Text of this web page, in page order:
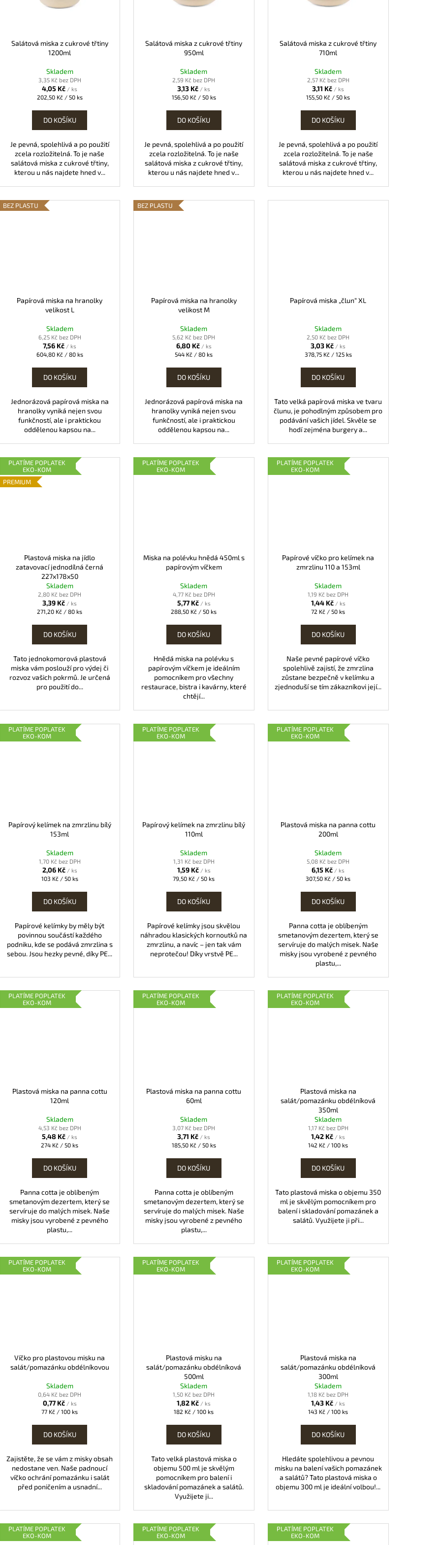
Salátová miska z cukrové třtiny
1200ml
Skladem
3,35 Kč bez DPH
4,05 Kč / ks
Měrná
202,50 Kč / 50 ks
DO KOŠÍKU
Je pevná, spolehlivá a po použití
zcela rozložitelná. To je naše
salátová miska z cukrové třtiny,
kterou u nás najdete hned v...
Salátová miska z cukrové třtiny
950ml
Skladem
2,59 Kč bez DPH
3,13 Kč / ks
Měrná
156,50 Kč / 50 ks
DO KOŠÍKU
Je pevná, spolehlivá a po použití
zcela rozložitelná. To je naše
salátová miska z cukrové třtiny,
kterou u nás najdete hned v...
Salátová miska z cukrové třtiny
710ml
Skladem
2,57 Kč bez DPH
3,11 Kč / ks
Měrná
155,50 Kč / 50 ks
DO KOŠÍKU
Je pevná, spolehlivá a po použití
zcela rozložitelná. To je naše
salátová miska z cukrové třtiny,
kterou u nás najdete hned v...
BEZ PLASTU
Papírová miska na hranolky
velikost L
Skladem
6,25 Kč bez DPH
7,56 Kč / ks
Měrná
604,80 Kč / 80 ks
DO KOŠÍKU
Jednorázová papírová miska na
hranolky vyniká nejen svou
funkčností, ale i praktickou
oddělenou kapsou na...
BEZ PLASTU
Papírová miska na hranolky
velikost M
Skladem
5,62 Kč bez DPH
6,80 Kč / ks
Měrná
544 Kč / 80 ks
DO KOŠÍKU
Jednorázová papírová miska na
hranolky vyniká nejen svou
funkčností, ale i praktickou
oddělenou kapsou na...
Papírová miska „člun“ XL
Skladem
2,50 Kč bez DPH
3,03 Kč / ks
Měrná
378,75 Kč / 125 ks
DO KOŠÍKU
Tato velká papírová miska ve tvaru
člunu, je pohodlným způsobem pro
podávání vašich jídel. Skvěle se
hodí zejména burgery a...
PLATÍME POPLATEK
EKO-KOM
PREMIUM
Plastová miska na jídlo
zatavovací jednodílná černá
227x178x50
Skladem
2,80 Kč bez DPH
3,39 Kč / ks
Měrná
271,20 Kč / 80 ks
DO KOŠÍKU
Tato jednokomorová plastová
miska vám poslouží pro výdej či
rozvoz vašich pokrmů. Je určená
pro použití do...
PLATÍME POPLATEK
EKO-KOM
Miska na polévku hnědá 450ml s
papírovým víčkem
Skladem
4,77 Kč bez DPH
5,77 Kč / ks
Měrná
288,50 Kč / 50 ks
DO KOŠÍKU
Hnědá miska na polévku s
papírovým víčkem je ideálním
pomocníkem pro všechny
restaurace, bistra i kavárny, které
chtějí...
PLATÍME POPLATEK
EKO-KOM
Papírové víčko pro kelímek na
zmrzlinu 110 a 153ml
Skladem
1,19 Kč bez DPH
1,44 Kč / ks
Měrná
72 Kč / 50 ks
DO KOŠÍKU
Naše pevné papírové víčko
spolehlivě zajistí, že zmrzlina
zůstane bezpečně v kelímku a
zjednoduší se tím zákazníkovi její...
PLATÍME POPLATEK
EKO-KOM
Papírový kelímek na zmrzlinu bílý
153ml
Skladem
1,70 Kč bez DPH
2,06 Kč / ks
Měrná
103 Kč / 50 ks
DO KOŠÍKU
Papírové kelímky by měly být
povinnou součástí každého
podniku, kde se podává zmrzlina s
sebou. Jsou hezky pevné, díky PE...
PLATÍME POPLATEK
EKO-KOM
Papírový kelímek na zmrzlinu bílý
110ml
Skladem
1,31 Kč bez DPH
1,59 Kč / ks
Měrná
79,50 Kč / 50 ks
DO KOŠÍKU
Papírové kelímky jsou skvělou
náhradou klasických kornoutků na
zmrzlinu, a navíc – jen tak vám
neprotečou! Díky vrstvě PE...
PLATÍME POPLATEK
EKO-KOM
Plastová miska na panna cottu
200ml
Skladem
5,08 Kč bez DPH
6,15 Kč / ks
Měrná
307,50 Kč / 50 ks
DO KOŠÍKU
Panna cotta je oblíbeným
smetanovým dezertem, který se
servíruje do malých misek. Naše
misky jsou vyrobené z pevného
plastu,...
PLATÍME POPLATEK
EKO-KOM
Plastová miska na panna cottu
120ml
Skladem
4,53 Kč bez DPH
5,48 Kč / ks
Měrná
274 Kč / 50 ks
DO KOŠÍKU
Panna cotta je oblíbeným
smetanovým dezertem, který se
servíruje do malých misek. Naše
misky jsou vyrobené z pevného
plastu,...
PLATÍME POPLATEK
EKO-KOM
Plastová miska na panna cottu
60ml
Skladem
3,07 Kč bez DPH
3,71 Kč / ks
Měrná
185,50 Kč / 50 ks
DO KOŠÍKU
Panna cotta je oblíbeným
smetanovým dezertem, který se
servíruje do malých misek. Naše
misky jsou vyrobené z pevného
plastu,...
PLATÍME POPLATEK
EKO-KOM
Plastová miska na
salát/pomazánku obdélníková
350ml
Skladem
1,17 Kč bez DPH
1,42 Kč / ks
Měrná
142 Kč / 100 ks
DO KOŠÍKU
Tato plastová miska o objemu 350
ml je skvělým pomocníkem pro
balení i skladování pomazánek a
salátů. Využijete ji při...
PLATÍME POPLATEK
EKO-KOM
Víčko pro plastovou misku na
salát/pomazánku obdélníkovou
Skladem
0,64 Kč bez DPH
0,77 Kč / ks
Měrná
77 Kč / 100 ks
DO KOŠÍKU
Zajistěte, že se vám z misky obsah
nedostane ven. Naše padnoucí
víčko ochrání pomazánku i salát
před poničením a usnadní...
PLATÍME POPLATEK
EKO-KOM
Plastová misku na
salát/pomazánku obdélníková
500ml
Skladem
1,50 Kč bez DPH
1,82 Kč / ks
Měrná
182 Kč / 100 ks
DO KOŠÍKU
Tato velká plastová miska o
objemu 500 ml je skvělým
pomocníkem pro balení i
skladování pomazánek a salátů.
Využijete ji...
PLATÍME POPLATEK
EKO-KOM
Plastová miska na
salát/pomazánku obdélníková
300ml
Skladem
1,18 Kč bez DPH
1,43 Kč / ks
Měrná
143 Kč / 100 ks
DO KOŠÍKU
Hledáte spolehlivou a pevnou
misku na balení vašich pomazánek
a salátů? Tato plastová miska o
objemu 300 ml je ideální volbou!...
PLATÍME POPLATEK
EKO-KOM
PLATÍME POPLATEK
EKO-KOM
PLATÍME POPLATEK
EKO-KOM
KAPSA NA PŘÍBOR S UBROUSKEM
PAPÍROVÁ KAPSA NA PÁREK V ROHLÍKU